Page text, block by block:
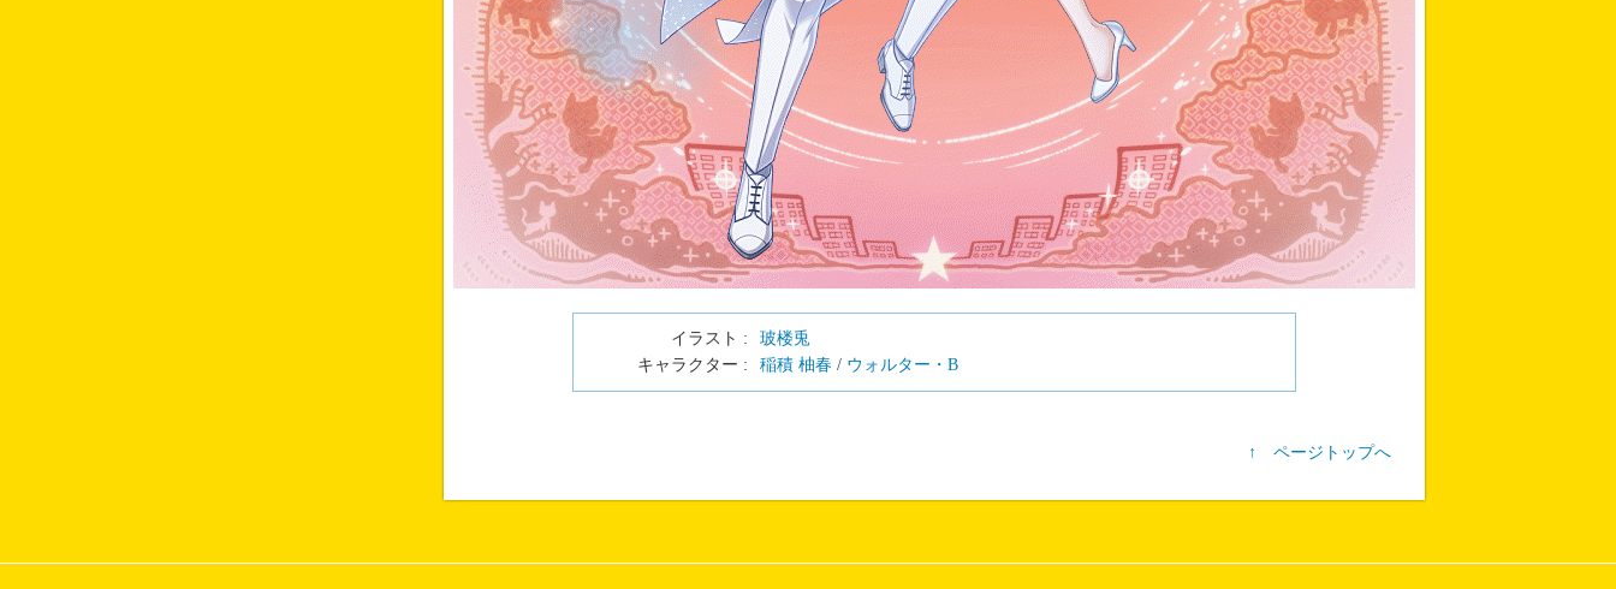
イラスト :
玻楼兎
キャラクター :
稲積 柚春 / ウォルター・B
↑ ページトップへ